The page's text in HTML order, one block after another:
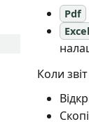
Pdf
Excel
Коли